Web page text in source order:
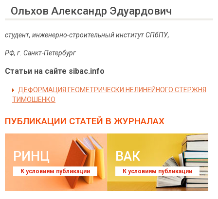
Ольхов Александр Эдуардович
студент, инженерно-строительный институт СПбПУ,
РФ, г. Санкт-Петербург
Статьи на сайте sibac.info
ДЕФОРМАЦИЯ ГЕОМЕТРИЧЕСКИ НЕЛИНЕЙНОГО СТЕРЖНЯ
ТИМОШЕНКО
ПУБЛИКАЦИИ СТАТЕЙ В ЖУРНАЛАХ
РИНЦ
К условиям публикации
ВАК
К условиям публикации